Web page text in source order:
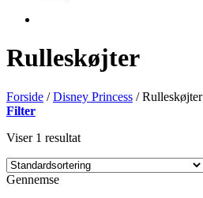
Rulleskøjter
Forside / Disney Princess /Rulleskøjter
Filter
Viser 1 resultat
Gennemse